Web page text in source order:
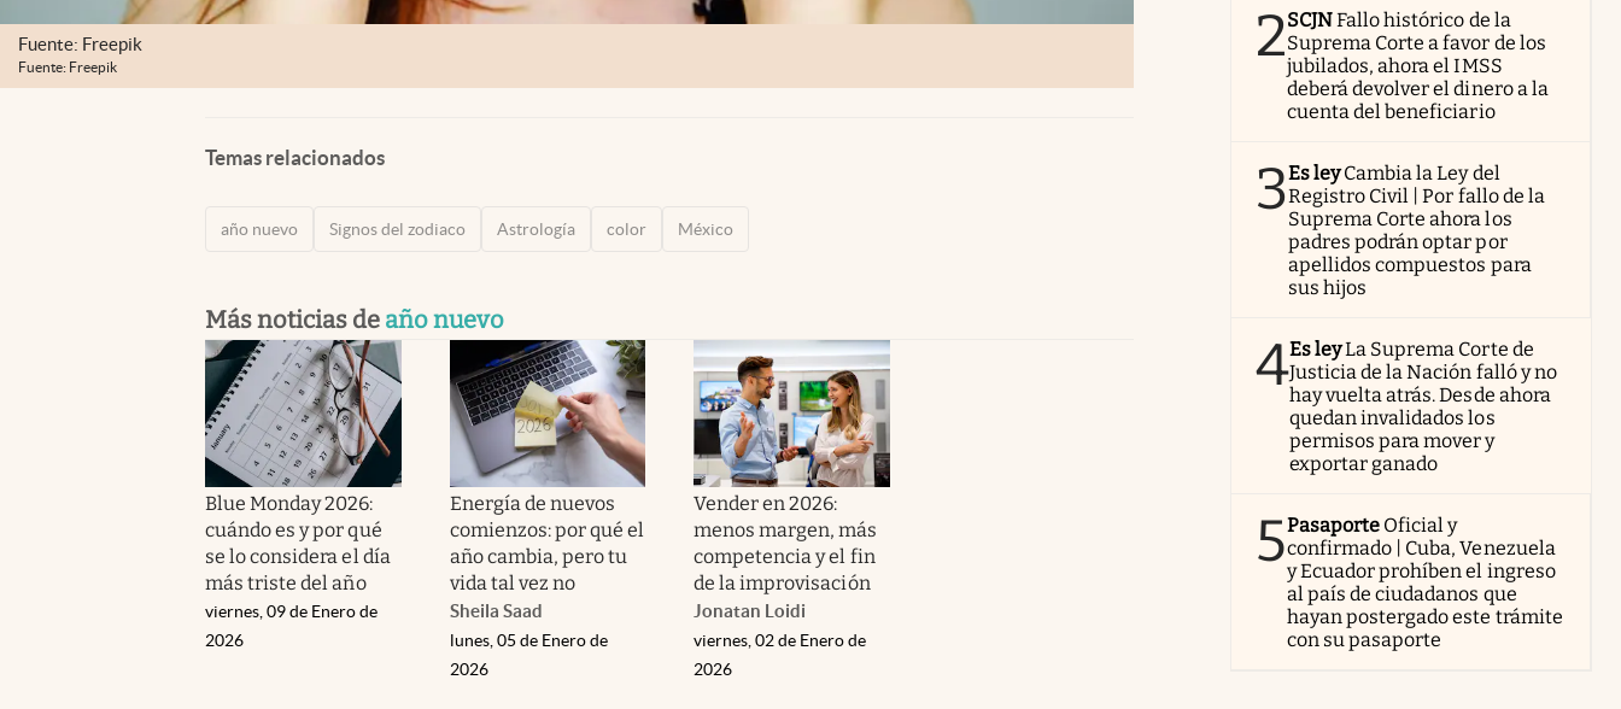
Fuente: Freepik
Fuente: Freepik
Temas relacionados
año nuevo Signos del zodiaco Astrología color México
Más noticias de año nuevo
Blue Monday 2026:
cuándo es y por qué
se lo considera el día
más triste del año
viernes, 09 de Enero de
2026
Energía de nuevos
comienzos: por qué el
año cambia, pero tu
vida tal vez no
Sheila Saad
lunes, 05 de Enero de
2026
Vender en 2026:
menos margen, más
competencia y el fin
de la improvisación
Jonatan Loidi
viernes, 02 de Enero de
2026
2SCJNFallo histórico de la
Suprema Corte a favor de los
jubilados, ahora el IMSS
deberá devolver el dinero a la
cuenta del beneficiario
3Es ley Cambia la Ley del
Registro Civil | Por fallo de la
Suprema Corte ahora los
padres podrán optar por
apellidos compuestos para
sus hijos
4Es leyLa Suprema Corte de
Justicia de la Nación falló y no
hay vuelta atrás. Desde ahora
quedan invalidados los
permisos para mover y
exportar ganado
5Pasaporte Oficial y
confirmado | Cuba, Venezuela
y Ecuador prohíben el ingreso
al país de ciudadanos que
hayan postergado este trámite
con su pasaporte